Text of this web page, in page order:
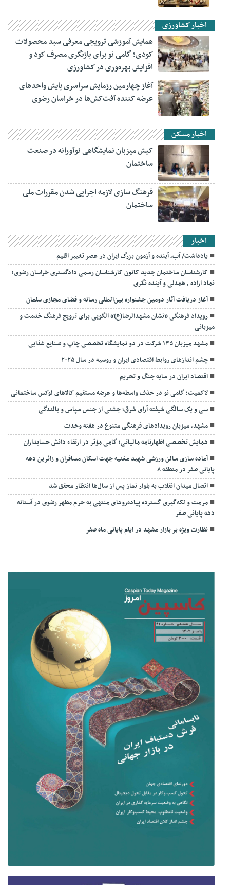
اخبار کشاورزی
همایش آموزشی ترویجی معرفی سبد محصولات
کودی؛ گامی نو برای بازنگری مصرف کود و
افزایش بهره‌وری در کشاورزی
آغاز چهارمین رزمایش سراسری پایش واحدهای
عرضه کننده آفت‌کش‌ها در خراسان رضوی
اخبار مسکن
کیش میزبان نمایشگاهی نوآورانه در صنعت
ساختمان
فرهنگ سازی لازمه اجرایی شدن مقررات ملی
ساختمان
اخبار
یادداشت/ آب، آینده و آزمون بزرگ ایران در عصر تغییر اقلیم
کارشناسان ساختمان جدید کانون کارشناسان رسمی دادگستری خراسان رضوی؛
نماد اراده ، همدلی و آینده نگری
آغاز دریافت آثار دومین جشنواره بین‌المللی رسانه و فضای مجازی سلمان
رویداد فرهنگی «نشان مشهدالرضا(ع)» الگویی برای ترویج فرهنگ خدمت و
میزبانی
مشهد میزبان ۱۳۵ شرکت در دو نمایشگاه تخصصی چاپ و صنایع غذایی
چشم اندازهای روابط اقتصادی ایران و روسیه در سال ۲۰۲۵
اقتصاد ایران در سایه جنگ و تحریم
لاکمیت؛ گامی نو در حذف واسطه‌ها و عرضه مستقیم کالاهای لوکس ساختمانی
سی و یک سالگی شیفته آرای شرق؛ جشنی از جنس سپاس و بالندگی
مشهد، میزبان رویدادهای فرهنگی متنوع در هفته وحدت
همایش تخصصی اظهارنامه مالیاتی؛ گامی مؤثر در ارتقاء دانش حسابداران
آماده سازی سالن ورزشی شهید مغنیه جهت اسکان مسافران و زائرین دهه
پایانی صفر در منطقه ۸
اتصال میدان انقلاب به بلوار نماز پس از سال‌ها انتظار محقق شد
مرمت و لکه‌گیری گسترده پیاده‌روهای منتهی به حرم مطهر رضوی در آستانه
دهه پایانی صفر
نظارت ویژه بر بازار مشهد در ایام پایانی ماه صفر